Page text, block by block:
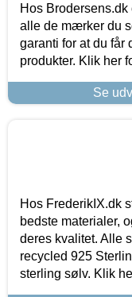
Hos
alle de mærker du
garanti for at du får
produkter. Klik her
Se
Hos FrederikIX.dk
bedste materialer,
deres kvalitet. Alle
recycled 925
sterling sølv. Klik